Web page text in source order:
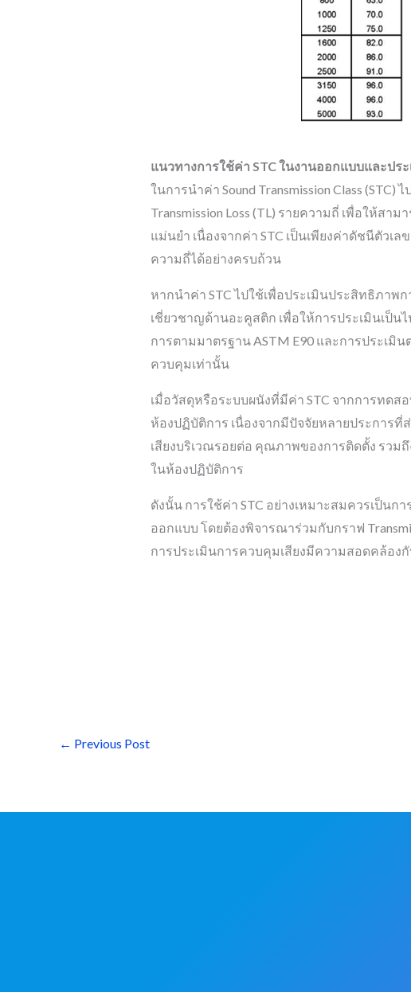
แนวทางการใช้ค่า STC ในงานออกแบบและปร
ในการนำค่า Sound Transmission Class
Transmission Loss (TL) รายความถี่ เพื่อให้ส
แม่นยำ เนื่องจากค่า STC เป็นเพียงค่าดัชนีตัวเ
ความถี่ได้อย่างครบถ้วน
หากนำค่า STC ไปใช้เพื่อประเมินประสิทธิภาพ
เชี่ยวชาญด้านอะคูสติก เพื่อให้การประเมินเป็น
การตามมาตรฐาน ASTM E90 และการประเมิ
ควบคุมเท่านั้น
เมื่อวัสดุหรือระบบผนังที่มีค่า STC จากการทดส
ห้องปฏิบัติการ เนื่องจากมีปัจจัยหลายประการที่ส่
เสียงบริเวณรอยต่อ คุณภาพของการติดตั้ง รวม
ในห้องปฏิบัติการ
ดังนั้น การใช้ค่า STC อย่างเหมาะสมควรเป็น
ออกแบบ โดยต้องพิจารณาร่วมกับกราฟ
การประเมินการควบคุมเสียงมีความสอดคล้อง
← Previous Post